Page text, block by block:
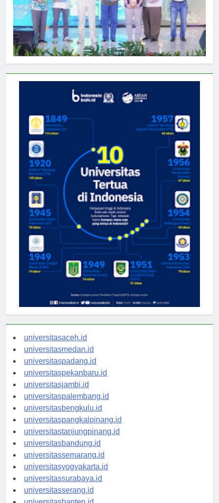
universitasaceh.id
universitasmedan.id
universitaspadang.id
universitaspekanbaru.id
universitasjambi.id
universitaspalembang.id
universitasbengkulu.id
universitaspangkalpinang.id
universitastanjungpinang.id
universitasbandung.id
universitassemarang.id
universitasyogyakarta.id
universitassurabaya.id
universitasserang.id